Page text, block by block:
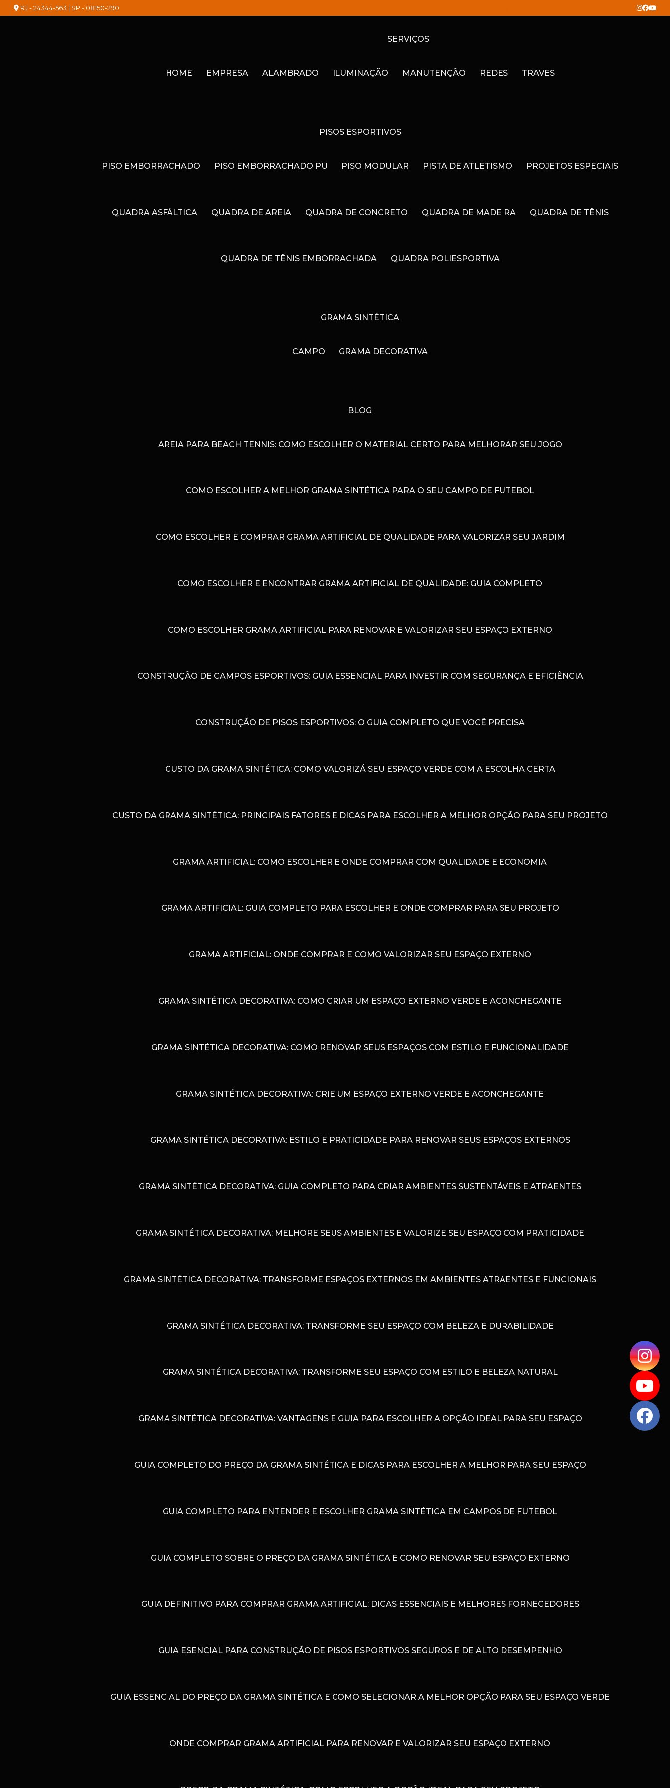
RJ - 24344-563 | SP - 08150-290
HOME EMPRESA
SERVIÇOS
ALAMBRADO ILUMINAÇÃO MANUTENÇÃO REDES TRAVES
PISOS ESPORTIVOS
PISO EMBORRACHADO PISO EMBORRACHADO PU PISO MODULAR PISTA DE ATLETISMO PROJETOS ESPECIAIS
QUADRA ASFÁLTICA QUADRA DE AREIA QUADRA DE CONCRETO QUADRA DE MADEIRA QUADRA DE TÊNIS
QUADRA DE TÊNIS EMBORRACHADA QUADRA POLIESPORTIVA
GRAMA SINTÉTICA
CAMPO GRAMA DECORATIVA
BLOG
AREIA PARA BEACH TENNIS: COMO ESCOLHER O MATERIAL CERTO PARA MELHORAR SEU JOGO
COMO ESCOLHER A MELHOR GRAMA SINTÉTICA PARA O SEU CAMPO DE FUTEBOL
COMO ESCOLHER E COMPRAR GRAMA ARTIFICIAL DE QUALIDADE PARA VALORIZAR SEU JARDIM
COMO ESCOLHER E ENCONTRAR GRAMA ARTIFICIAL DE QUALIDADE: GUIA COMPLETO
COMO ESCOLHER GRAMA ARTIFICIAL PARA RENOVAR E VALORIZAR SEU ESPAÇO EXTERNO
CONSTRUÇÃO DE CAMPOS ESPORTIVOS: GUIA ESSENCIAL PARA INVESTIR COM SEGURANÇA E EFICIÊNCIA
CONSTRUÇÃO DE PISOS ESPORTIVOS: O GUIA COMPLETO QUE VOCÊ PRECISA
CUSTO DA GRAMA SINTÉTICA: COMO VALORIZÁ SEU ESPAÇO VERDE COM A ESCOLHA CERTA
CUSTO DA GRAMA SINTÉTICA: PRINCIPAIS FATORES E DICAS PARA ESCOLHER A MELHOR OPÇÃO PARA SEU PROJETO
GRAMA ARTIFICIAL: COMO ESCOLHER E ONDE COMPRAR COM QUALIDADE E ECONOMIA
GRAMA ARTIFICIAL: GUIA COMPLETO PARA ESCOLHER E ONDE COMPRAR PARA SEU PROJETO
GRAMA ARTIFICIAL: ONDE COMPRAR E COMO VALORIZAR SEU ESPAÇO EXTERNO
GRAMA SINTÉTICA DECORATIVA: COMO CRIAR UM ESPAÇO EXTERNO VERDE E ACONCHEGANTE
GRAMA SINTÉTICA DECORATIVA: COMO RENOVAR SEUS ESPAÇOS COM ESTILO E FUNCIONALIDADE
GRAMA SINTÉTICA DECORATIVA: CRIE UM ESPAÇO EXTERNO VERDE E ACONCHEGANTE
GRAMA SINTÉTICA DECORATIVA: ESTILO E PRATICIDADE PARA RENOVAR SEUS ESPAÇOS EXTERNOS
GRAMA SINTÉTICA DECORATIVA: GUIA COMPLETO PARA CRIAR AMBIENTES SUSTENTÁVEIS E ATRAENTES
GRAMA SINTÉTICA DECORATIVA: MELHORE SEUS AMBIENTES E VALORIZE SEU ESPAÇO COM PRATICIDADE
GRAMA SINTÉTICA DECORATIVA: TRANSFORME ESPAÇOS EXTERNOS EM AMBIENTES ATRAENTES E FUNCIONAIS
GRAMA SINTÉTICA DECORATIVA: TRANSFORME SEU ESPAÇO COM BELEZA E DURABILIDADE
GRAMA SINTÉTICA DECORATIVA: TRANSFORME SEU ESPAÇO COM ESTILO E BELEZA NATURAL
GRAMA SINTÉTICA DECORATIVA: VANTAGENS E GUIA PARA ESCOLHER A OPÇÃO IDEAL PARA SEU ESPAÇO
GUIA COMPLETO DO PREÇO DA GRAMA SINTÉTICA E DICAS PARA ESCOLHER A MELHOR PARA SEU ESPAÇO
GUIA COMPLETO PARA ENTENDER E ESCOLHER GRAMA SINTÉTICA EM CAMPOS DE FUTEBOL
GUIA COMPLETO SOBRE O PREÇO DA GRAMA SINTÉTICA E COMO RENOVAR SEU ESPAÇO EXTERNO
GUIA DEFINITIVO PARA COMPRAR GRAMA ARTIFICIAL: DICAS ESSENCIAIS E MELHORES FORNECEDORES
GUIA ESENCIAL PARA CONSTRUÇÃO DE PISOS ESPORTIVOS SEGUROS E DE ALTO DESEMPENHO
GUIA ESSENCIAL DO PREÇO DA GRAMA SINTÉTICA E COMO SELECIONAR A MELHOR OPÇÃO PARA SEU ESPAÇO VERDE
ONDE COMPRAR GRAMA ARTIFICIAL PARA RENOVAR E VALORIZAR SEU ESPAÇO EXTERNO